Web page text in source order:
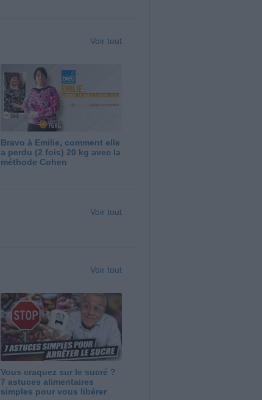
Voir tout
Bravo à Emilie, comment elle
a perdu (2 fois) 20 kg avec la
méthode Cohen
Voir tout
Voir tout
Vous craquez sur le sucré ?
7 astuces alimentaires
simples pour vous libérer